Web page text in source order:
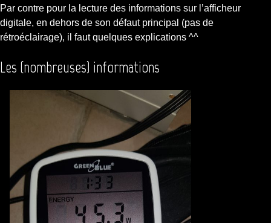
Par contre pour la lecture des informations sur l’afficheur
digitale, en dehors de son défaut principal (pas de
rétroéclairage), il faut quelques explications ^^
Les (nombreuses) informations